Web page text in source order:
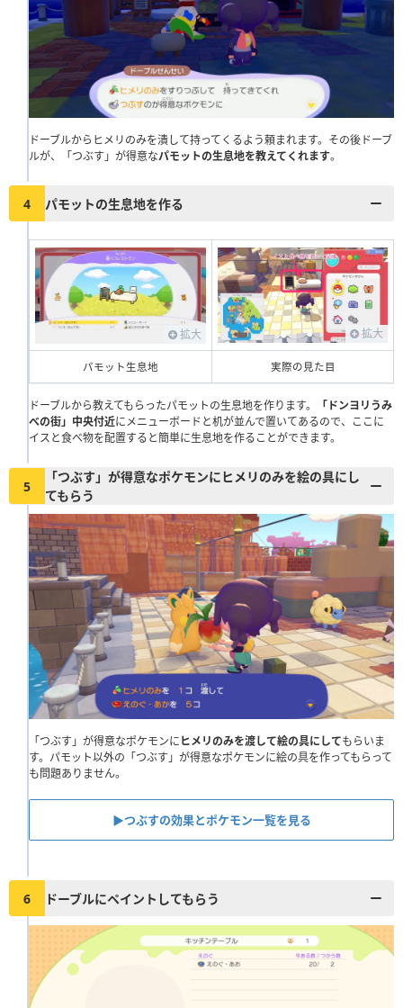
ドーブルからヒメリのみを潰して持ってくるよう頼まれます。その後ドーブ
ルが、「つぶす」が得意なパモットの生息地を教えてくれます。
4 パモットの生息地を作る
拡大 拡大
パモット生息地 実際の見た目
ドーブルから教えてもらったパモットの生息地を作ります。
「ドンヨリうみ
べの街」中央付近にメニューボードと机が並んで置いてあるので、ここに
イスと食べ物を配置すると簡単に生息地を作ることができます。
5
「つぶす」が得意なポケモンにヒメリのみを絵の具にし
てもらう
「つぶす」が得意なポケモンにヒメリのみを渡して絵の具にしてもらいま
す。パモット以外の「つぶす」が得意なポケモンに絵の具を作ってもらって
も問題ありません。
▶︎つぶすの効果とポケモン一覧を見る
6 ドーブルにペイントしてもらう